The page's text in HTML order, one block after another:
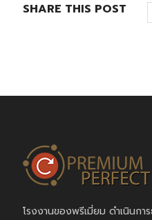
SHARE THIS POST
โรงงานของพรีเมี่ยม ดำเนินกา